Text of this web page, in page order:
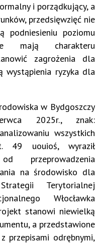
i porządkujący, a
przedsięwzięć nie
podniesieniu poziomu
mają charakteru
zagrożenia dla
wystąpienia ryzyka dla
w Bydgoszczy
2025r., znak:
wszystkich
49 uouioś, wyraził
przeprowadzenia
na środowisko dla
Terytorialnej
Włocławka
stanowi niewielką
a przedstawione
przepisami odrębnymi,